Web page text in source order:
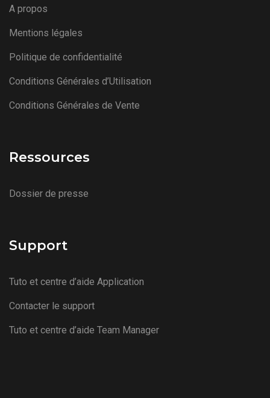
A propos
Mentions légales
Politique de confidentialité
Conditions Générales d’Utilisation
Conditions Générales de Vente
Ressources
Dossier de presse
Support
Tuto et centre d’aide Application
Contacter le support
Tuto et centre d’aide Team Manager